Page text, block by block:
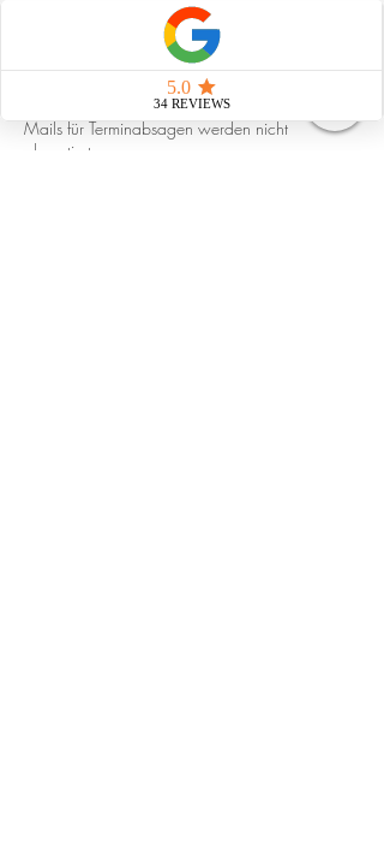
Falls dir dennoch etwas dazwischen kommt
kann der Termin kostenlos storniert werden,
wenn die Terminabsage mind. 48 h vor dem
Termin per Anruf mitgeteilt wird. Whatsapp-
Nachrichten, Social Media Nachrichten & E-
Mails für Terminabsagen werden nicht
akzeptiert.